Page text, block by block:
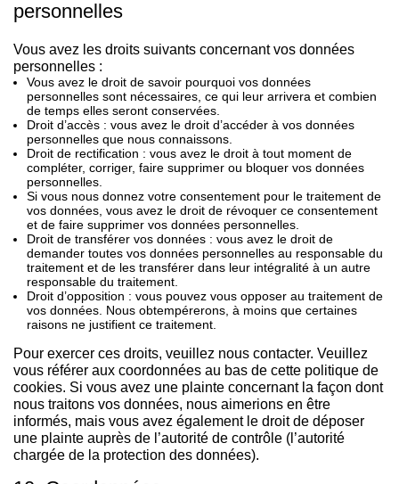
personnelles
Vous avez les droits suivants concernant vos données
personnelles :
Vous avez le droit de savoir pourquoi vos données
personnelles sont nécessaires, ce qui leur arrivera et combien
de temps elles seront conservées.
Droit d’accès : vous avez le droit d’accéder à vos données
personnelles que nous connaissons.
Droit de rectification : vous avez le droit à tout moment de
compléter, corriger, faire supprimer ou bloquer vos données
personnelles.
Si vous nous donnez votre consentement pour le traitement de
vos données, vous avez le droit de révoquer ce consentement
et de faire supprimer vos données personnelles.
Droit de transférer vos données : vous avez le droit de
demander toutes vos données personnelles au responsable du
traitement et de les transférer dans leur intégralité à un autre
responsable du traitement.
Droit d’opposition : vous pouvez vous opposer au traitement de
vos données. Nous obtempérerons, à moins que certaines
raisons ne justifient ce traitement.
Pour exercer ces droits, veuillez nous contacter. Veuillez
vous référer aux coordonnées au bas de cette politique de
cookies. Si vous avez une plainte concernant la façon dont
nous traitons vos données, nous aimerions en être
informés, mais vous avez également le droit de déposer
une plainte auprès de l’autorité de contrôle (l’autorité
chargée de la protection des données).